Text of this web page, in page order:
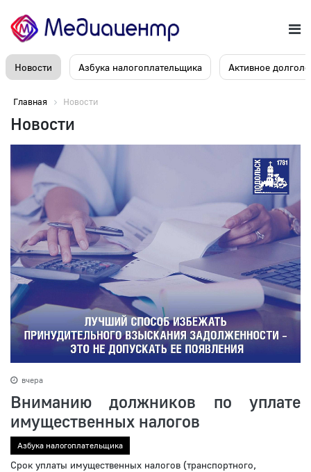
Новости Азбука налогоплательщика Активное
Главная Новости
Новости
вчера
Вниманию должников по уплате
имущественных налогов
Азбука налогоплательщика
Срок уплаты имущественных налогов (транспортного,